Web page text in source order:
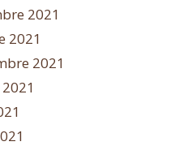
2021
2021
2021